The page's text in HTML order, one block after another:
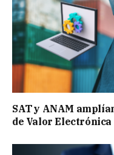
SAT y ANAM
de Valor